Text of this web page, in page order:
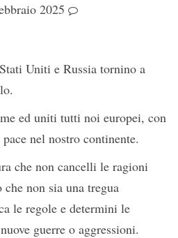
2025
Uniti e Russia tornino a
ed uniti tutti noi europei, con
nel nostro continente.
che non cancelli le ragioni
non sia una tregua
le regole e determini le
guerre o aggressioni.